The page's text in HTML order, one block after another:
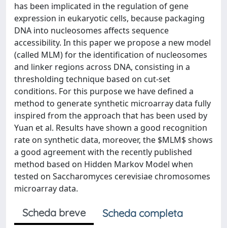
has been implicated in the regulation of gene
expression in eukaryotic cells, because packaging
DNA into nucleosomes affects sequence
accessibility. In this paper we propose a new model
(called MLM) for the identification of nucleosomes
and linker regions across DNA, consisting in a
thresholding technique based on cut-set
conditions. For this purpose we have defined a
method to generate synthetic microarray data fully
inspired from the approach that has been used by
Yuan et al. Results have shown a good recognition
rate on synthetic data, moreover, the $MLM$ shows
a good agreement with the recently published
method based on Hidden Markov Model when
tested on Saccharomyces cerevisiae chromosomes
microarray data.
Scheda breve
Scheda completa